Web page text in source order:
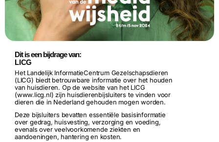
Dit is een bijdrage van:
LICG
Het Landelijk InformatieCentrum Gezelschapsdieren
(LICG) biedt betrouwbare informatie over het houden
van huisdieren. Op de website van het LICG
(www.licg.nl) zijn huisdierenbijsluiters te vinden voor
dieren die in Nederland gehouden mogen worden.
Deze bijsluiters bevatten essentiële basisinformatie
over gedrag, huisvesting, verzorging en voeding,
evenals over veelvoorkomende ziekten en
aandoeningen, hantering en kosten.